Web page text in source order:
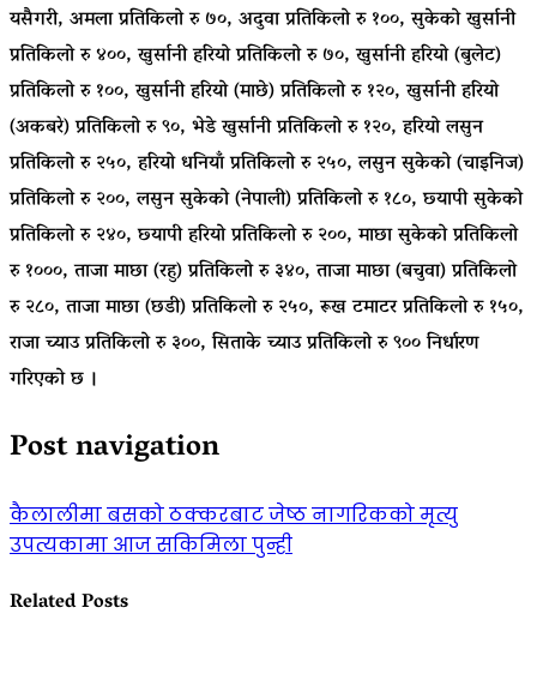
यसैगरी, अमला प्रतिकिलो रु ७०, अदुवा प्रतिकिलो रु १००, सुकेको खुर्सानी
प्रतिकिलो रु ४००, खुर्सानी हरियो प्रतिकिलो रु ७०, खुर्सानी हरियो (बुलेट)
प्रतिकिलो रु १००, खुर्सानी हरियो (माछे) प्रतिकिलो रु १२०, खुर्सानी हरियो
(अकबरे) प्रतिकिलो रु ९०, भेडे खुर्सानी प्रतिकिलो रु १२०, हरियो लसुन
प्रतिकिलो रु २५०, हरियो धनियाँ प्रतिकिलो रु २५०, लसुन सुकेको (चाइनिज)
प्रतिकिलो रु २००, लसुन सुकेको (नेपाली) प्रतिकिलो रु १८०, छ्यापी सुकेको
प्रतिकिलो रु २४०, छ्यापी हरियो प्रतिकिलो रु २००, माछा सुकेको प्रतिकिलो
रु १०००, ताजा माछा (रहु) प्रतिकिलो रु ३४०, ताजा माछा (बचुवा) प्रतिकिलो
रु २८०, ताजा माछा (छडी) प्रतिकिलो रु २५०, रूख टमाटर प्रतिकिलो रु १५०,
राजा च्याउ प्रतिकिलो रु ३००, सिताके च्याउ प्रतिकिलो रु ९०० निर्धारण
गरिएको छ ।
Post navigation
कैलालीमा बसको ठक्करबाट जेष्ठ नागरिकको मृत्यु
उपत्यकामा आज सकिमिला पुन्ही
Related Posts